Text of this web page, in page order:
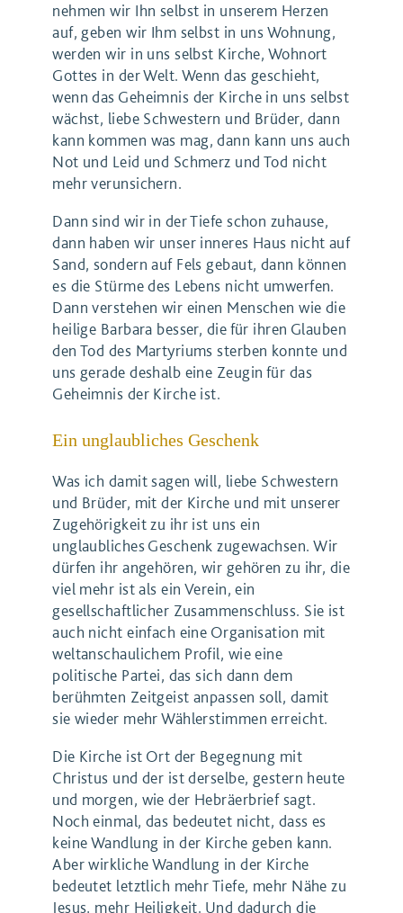
nehmen wir Ihn selbst in unserem Herzen
auf, geben wir Ihm selbst in uns Wohnung,
werden wir in uns selbst Kirche, Wohnort
Gottes in der Welt. Wenn das geschieht,
wenn das Geheimnis der Kirche in uns selbst
wächst, liebe Schwestern und Brüder, dann
kann kommen was mag, dann kann uns auch
Not und Leid und Schmerz und Tod nicht
mehr verunsichern.
Dann sind wir in der Tiefe schon zuhause,
dann haben wir unser inneres Haus nicht auf
Sand, sondern auf Fels gebaut, dann können
es die Stürme des Lebens nicht umwerfen.
Dann verstehen wir einen Menschen wie die
heilige Barbara besser, die für ihren Glauben
den Tod des Martyriums sterben konnte und
uns gerade deshalb eine Zeugin für das
Geheimnis der Kirche ist.
Ein unglaubliches Geschenk
Was ich damit sagen will, liebe Schwestern
und Brüder, mit der Kirche und mit unserer
Zugehörigkeit zu ihr ist uns ein
unglaubliches Geschenk zugewachsen. Wir
dürfen ihr angehören, wir gehören zu ihr, die
viel mehr ist als ein Verein, ein
gesellschaftlicher Zusammenschluss. Sie ist
auch nicht einfach eine Organisation mit
weltanschaulichem Profil, wie eine
politische Partei, das sich dann dem
berühmten Zeitgeist anpassen soll, damit
sie wieder mehr Wählerstimmen erreicht.
Die Kirche ist Ort der Begegnung mit
Christus und der ist derselbe, gestern heute
und morgen, wie der Hebräerbrief sagt.
Noch einmal, das bedeutet nicht, dass es
keine Wandlung in der Kirche geben kann.
Aber wirkliche Wandlung in der Kirche
bedeutet letztlich mehr Tiefe, mehr Nähe zu
Jesus, mehr Heiligkeit. Und dadurch die